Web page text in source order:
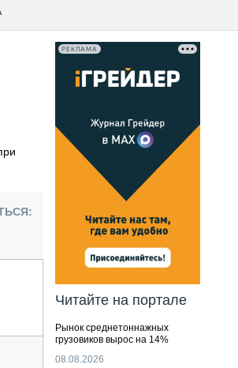
РЕКЛАМА
Читайте на портале
Рынок среднетоннажных
грузовиков вырос на 14%
08.08.2026